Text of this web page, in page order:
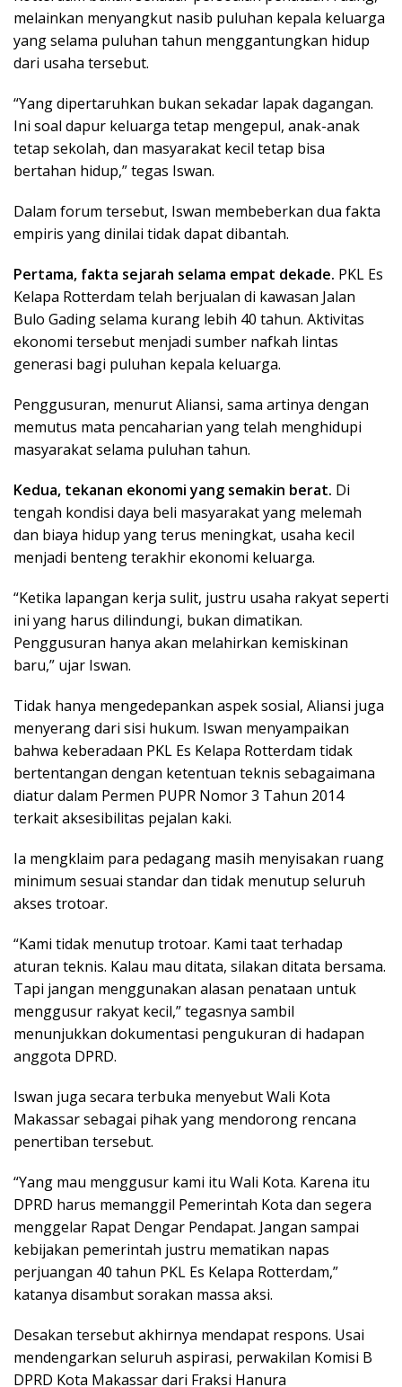
melainkan menyangkut nasib puluhan kepala keluarga
yang selama puluhan tahun menggantungkan hidup
dari usaha tersebut.
“Yang dipertaruhkan bukan sekadar lapak dagangan.
Ini soal dapur keluarga tetap mengepul, anak-anak
tetap sekolah, dan masyarakat kecil tetap bisa
bertahan hidup,” tegas Iswan.
Dalam forum tersebut, Iswan membeberkan dua fakta
empiris yang dinilai tidak dapat dibantah.
Pertama, fakta sejarah selama empat dekade. PKL Es
Kelapa Rotterdam telah berjualan di kawasan Jalan
Bulo Gading selama kurang lebih 40 tahun. Aktivitas
ekonomi tersebut menjadi sumber nafkah lintas
generasi bagi puluhan kepala keluarga.
Penggusuran, menurut Aliansi, sama artinya dengan
memutus mata pencaharian yang telah menghidupi
masyarakat selama puluhan tahun.
Kedua, tekanan ekonomi yang semakin berat. Di
tengah kondisi daya beli masyarakat yang melemah
dan biaya hidup yang terus meningkat, usaha kecil
menjadi benteng terakhir ekonomi keluarga.
“Ketika lapangan kerja sulit, justru usaha rakyat seperti
ini yang harus dilindungi, bukan dimatikan.
Penggusuran hanya akan melahirkan kemiskinan
baru,” ujar Iswan.
Tidak hanya mengedepankan aspek sosial, Aliansi juga
menyerang dari sisi hukum. Iswan menyampaikan
bahwa keberadaan PKL Es Kelapa Rotterdam tidak
bertentangan dengan ketentuan teknis sebagaimana
diatur dalam Permen PUPR Nomor 3 Tahun 2014
terkait aksesibilitas pejalan kaki.
Ia mengklaim para pedagang masih menyisakan ruang
minimum sesuai standar dan tidak menutup seluruh
akses trotoar.
“Kami tidak menutup trotoar. Kami taat terhadap
aturan teknis. Kalau mau ditata, silakan ditata bersama.
Tapi jangan menggunakan alasan penataan untuk
menggusur rakyat kecil,” tegasnya sambil
menunjukkan dokumentasi pengukuran di hadapan
anggota DPRD.
Iswan juga secara terbuka menyebut Wali Kota
Makassar sebagai pihak yang mendorong rencana
penertiban tersebut.
“Yang mau menggusur kami itu Wali Kota. Karena itu
DPRD harus memanggil Pemerintah Kota dan segera
menggelar Rapat Dengar Pendapat. Jangan sampai
kebijakan pemerintah justru mematikan napas
perjuangan 40 tahun PKL Es Kelapa Rotterdam,”
katanya disambut sorakan massa aksi.
Desakan tersebut akhirnya mendapat respons. Usai
mendengarkan seluruh aspirasi, perwakilan Komisi B
DPRD Kota Makassar dari Fraksi Hanura